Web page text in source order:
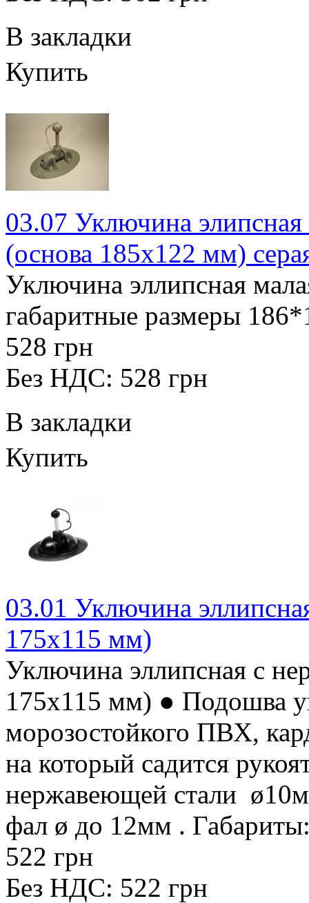
В закладки
Купить
03.07 Уключина
(основа 185х122 мм)
Уключина эллипсная
габаритные размеры
528 грн
Без НДС: 528 грн
В закладки
Купить
03.01 Уключина
175х115 мм)
Уключина эллипсная с
175х115 мм) ● Подошва
морозостойкого ПВХ,
на который садится
нержавеющей стали
фал ø до 12мм .
522 грн
Без НДС: 522 грн